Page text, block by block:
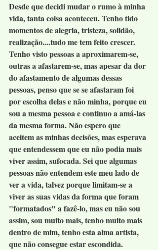
Desde que decidi mudar o rumo à minha
vida, tanta coisa aconteceu. Tenho tido
momentos de alegria, tristeza, solidão,
realização....tudo me tem feito crescer.
Tenho visto pessoas a aproximarem-se,
outras a afastarem-se, mas apesar da dor
do afastamento de algumas dessas
pessoas, penso que se se afastaram foi
por escolha delas e não minha, porque eu
sou a mesma pessoa e continuo a amá-las
da mesma forma. Não espero que
aceitem as minhas decisões, mas esperava
que entendessem que eu não podia mais
viver assim, sufocada. Sei que algumas
pessoas não entendem este meu lado de
ver a vida, talvez porque limitam-se a
viver as suas vidas da forma que foram
"formatados" a fazê-lo, mas eu não sou
assim, sou muito mais, tenho muito mais
dentro de mim, tenho esta alma artista,
que não consegue estar escondida.